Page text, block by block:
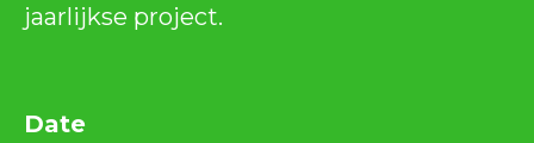
jaarlijkse project.
Date